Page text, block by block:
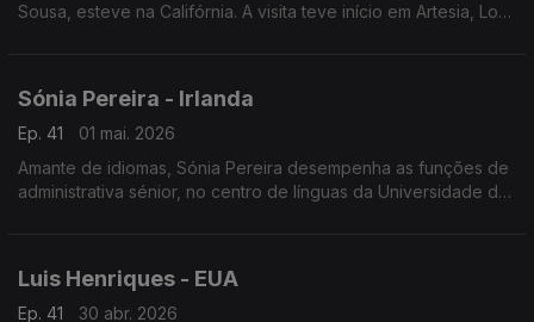
Sousa, esteve na Califórnia. A visita teve início em Artesia, Los
Sónia Pereira - Irlanda
Ep. 41
01 mai. 2026
Amante de idiomas, Sónia Pereira desempenha as funções de
administrativa sénior, no centro de línguas da Universidade de
Luis Henriques - EUA
Ep. 41
30 abr. 2026